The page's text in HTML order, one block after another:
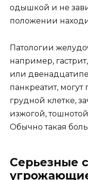
одышкой и не
положении
Патологии
например,
или
панкреатит,
грудной клетке,
изжогой,
Обычно такая
Серьезные